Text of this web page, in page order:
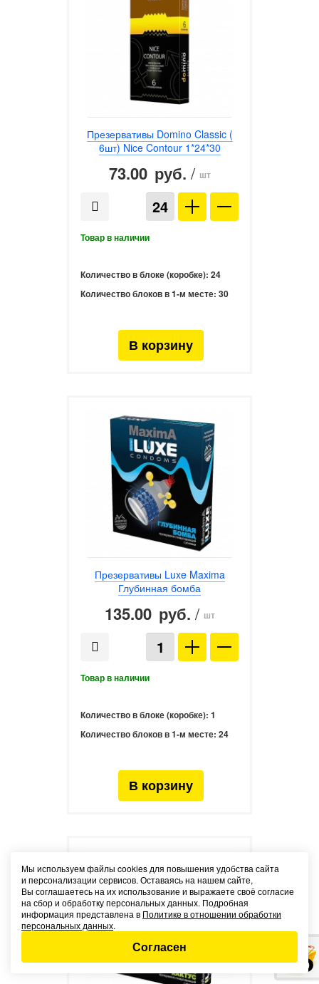
Презервативы Domino Classic (
6шт) Nice Contour 1*24*30
73.00 руб. / шт
Количество в блоке (коробке): 24
Количество блоков в 1-м месте: 30
Презервативы Luxe Maxima
Глубинная бомба
135.00 руб. / шт
Количество в блоке (коробке): 1
Количество блоков в 1-м месте: 24
0
Мы используем файлы cookies для повышения удобства сайта
и персонализации сервисов. Оставаясь на нашем сайте,
Вы соглашаетесь на их использование и выражаете своё согласие
на сбор и обработку персональных данных. Подробная
информация представлена в Политике в отношении обработки
персональных данных.
Согласен